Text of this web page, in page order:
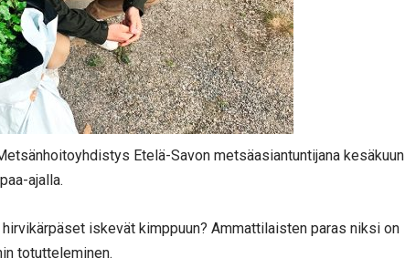
Etelä-Savon metsäasiantuntijana kesäkuun
ajalla.
iskevät kimppuun? Ammattilaisten paras niksi on
totutteleminen.